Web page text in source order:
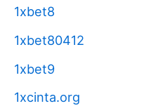
1xbet8
1xbet80412
1xbet9
1xcinta.org